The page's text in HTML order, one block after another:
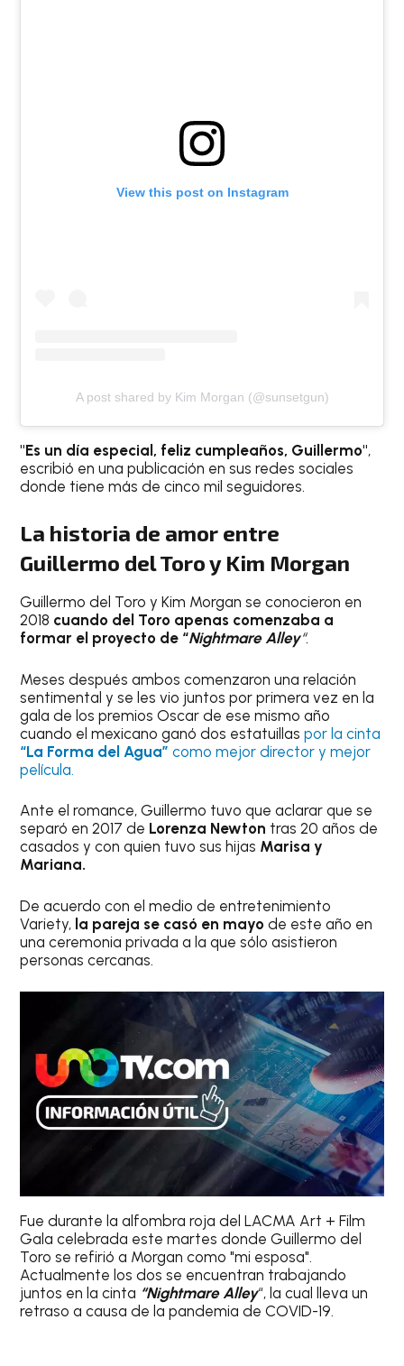
View this post on Instagram
A post shared by Kim Morgan (@sunsetgun)
"Es un día especial, feliz cumpleaños, Guillermo",
escribió en una publicación en sus redes sociales
donde tiene más de cinco mil seguidores.
La historia de amor entre
Guillermo del Toro y Kim Morgan
Guillermo del Toro y Kim Morgan se conocieron en
2018 cuando del Toro apenas comenzaba a
formar el proyecto de “Nightmare Alley“.
Meses después ambos comenzaron una relación
sentimental y se les vio juntos por primera vez en la
gala de los premios Oscar de ese mismo año
cuando el mexicano ganó dos estatuillaspor la cinta
“La Forma del Agua” como mejor director y mejor
película.
Ante el romance, Guillermo tuvo que aclarar que se
separó en 2017 de Lorenza Newton tras 20 años de
casados y con quien tuvo sus hijas Marisa y
Mariana.
De acuerdo con el medio de entretenimiento
Variety, la pareja se casó en mayo de este año en
una ceremonia privada a la que sólo asistieron
personas cercanas.
Fue durante la alfombra roja del LACMA Art + Film
Gala celebrada este martes donde Guillermo del
Toro se refirió a Morgan como "mi esposa".
Actualmente los dos se encuentran trabajando
juntos en la cinta “Nightmare Alley“, la cual lleva un
retraso a causa de la pandemia de COVID-19.